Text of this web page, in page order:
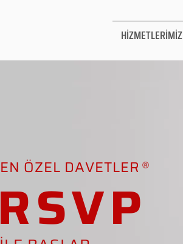
HİZMETLERİMİZ
EN ÖZEL DAVETLER
RSVP